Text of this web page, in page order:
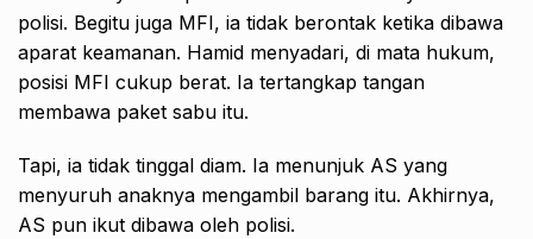
polisi. Begitu juga MFI, ia tidak berontak ketika dibawa
aparat keamanan. Hamid menyadari, di mata hukum,
posisi MFI cukup berat. Ia tertangkap tangan
membawa paket sabu itu.
Tapi, ia tidak tinggal diam. Ia menunjuk AS yang
menyuruh anaknya mengambil barang itu. Akhirnya,
AS pun ikut dibawa oleh polisi.